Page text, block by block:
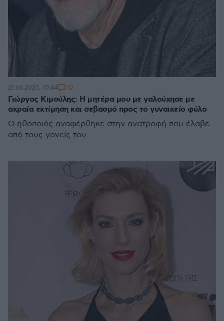
Γιώργος Κιμούλης: Η μητέρα μου με γαλούχησε με
ακραία εκτίμηση και σεβασμό προς το γυναικείο φύλο
Ο ηθοποιός αναφέρθηκε στην ανατροφή που έλαβε
από τους γονείς του
21.06.2025, 10:44 12